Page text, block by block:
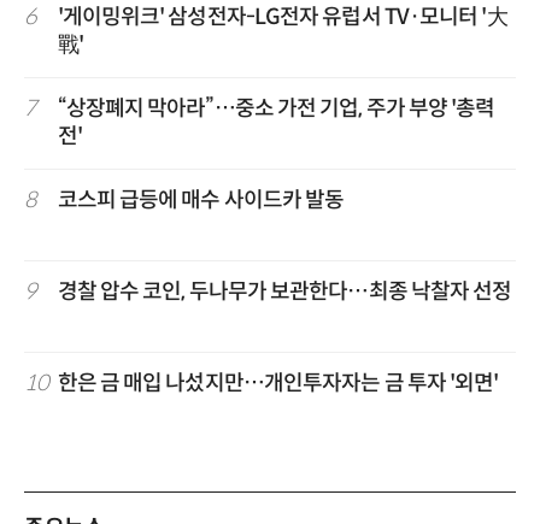
6
'게이밍위크' 삼성전자-LG전자 유럽서 TV·모니터 '大
戰'
7
“상장폐지 막아라”…중소 가전 기업, 주가 부양 '총력
전'
8 코스피 급등에 매수 사이드카 발동
9 경찰 압수 코인, 두나무가 보관한다…최종 낙찰자 선정
10 한은 금 매입 나섰지만…개인투자자는 금 투자 '외면'